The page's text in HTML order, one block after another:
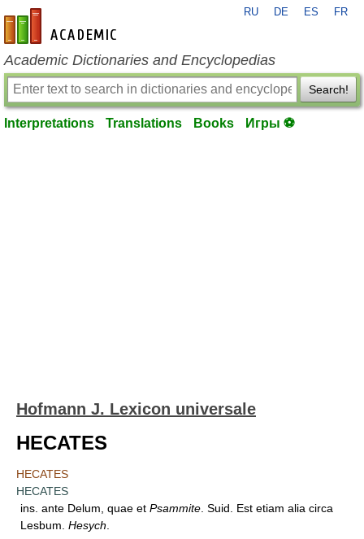
en-academic.com
RU DE ES FR
Academic Dictionaries and Encyclopedias
Search!
Interpretations Translations Books Игры ⚽
Hofmann J. Lexicon universale
HECATES
HECATES
HECATES
ins. ante Delum, quae et Psammite . Suid. Est etiam alia circa
Lesbum. Hesych